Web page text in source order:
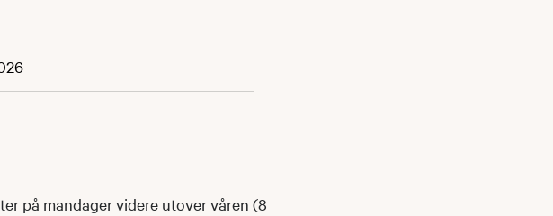
på mandager videre utover våren (8